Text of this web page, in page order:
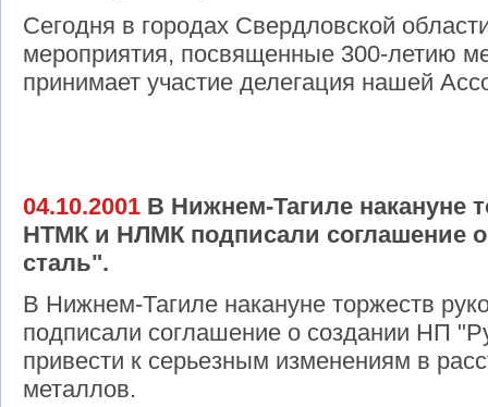
Сегодня в городах Свердловской
мероприятия, посвященные 300-летию
принимает участие делегация нашей
04.10.2001 В Нижнем-Тагиле накануне
НТМК и НЛМК подписали соглашение
сталь".
В Нижнем-Тагиле накануне торжеств
подписали соглашение о создании НП
привести к серьезным изменениям в
металлов.